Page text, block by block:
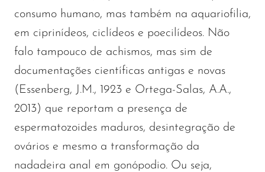
consumo humano, mas também na aquariofilia,
em ciprinídeos, ciclídeos e poecilídeos. Não
falo tampouco de achismos, mas sim de
documentações científicas antigas e novas
(Essenberg, J.M., 1923 e Ortega-Salas, A.A.,
2013) que reportam a presença de
espermatozoides maduros, desintegração de
ovários e mesmo a transformação da
nadadeira anal em gonópodio. Ou seja,